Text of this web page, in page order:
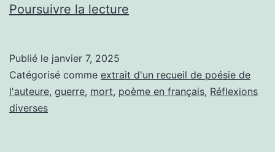
Poursuivre la lecture
Publié le janvier 7, 2025
Catégorisé comme extrait d'un recueil de poésie de
l'auteure, guerre, mort, poème en français, Réflexions
diverses